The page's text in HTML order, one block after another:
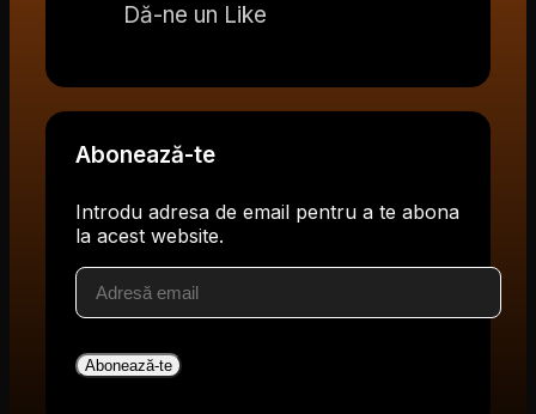
Dă-ne un Like
Abonează-te
Introdu adresa de email pentru a te abona
la acest website.
Adresă
email
Abonează-te